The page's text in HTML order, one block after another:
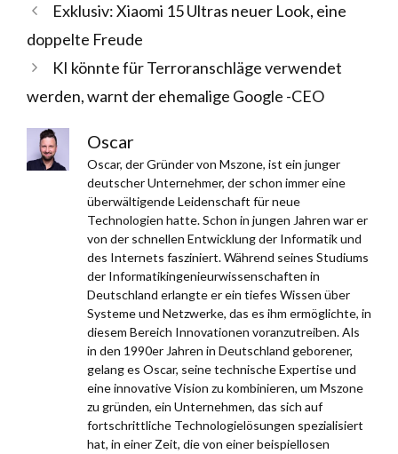
Exklusiv: Xiaomi 15 Ultras neuer Look, eine
doppelte Freude
KI könnte für Terroranschläge verwendet
werden, warnt der ehemalige Google -CEO
Oscar
Oscar, der Gründer von Mszone, ist ein junger
deutscher Unternehmer, der schon immer eine
überwältigende Leidenschaft für neue
Technologien hatte. Schon in jungen Jahren war er
von der schnellen Entwicklung der Informatik und
des Internets fasziniert. Während seines Studiums
der Informatikingenieurwissenschaften in
Deutschland erlangte er ein tiefes Wissen über
Systeme und Netzwerke, das es ihm ermöglichte, in
diesem Bereich Innovationen voranzutreiben. Als
in den 1990er Jahren in Deutschland geborener,
gelang es Oscar, seine technische Expertise und
eine innovative Vision zu kombinieren, um Mszone
zu gründen, ein Unternehmen, das sich auf
fortschrittliche Technologielösungen spezialisiert
hat, in einer Zeit, die von einer beispiellosen